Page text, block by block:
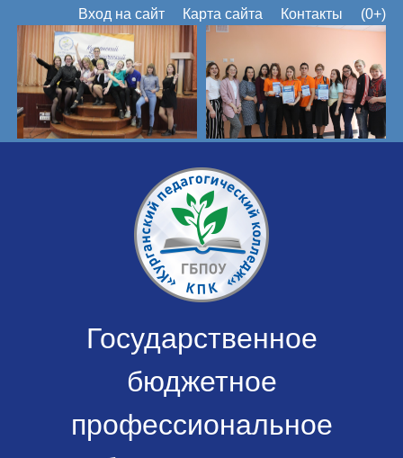
Вход на сайт Карта сайта Контакты (0+)
Государственное
бюджетное
профессиональное